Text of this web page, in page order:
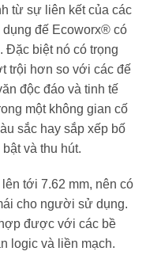
từ sự liên kết của các
đế Ecoworx® có
Đặc biệt nó có trọng
trội hơn so với các đế
độc đáo và tinh tế
một không gian cố
sắc hay sắp xếp bố
và thu hút.
tới 7.62 mm, nên có
cho người sử dụng.
được với các bề
logic và liền mạch.